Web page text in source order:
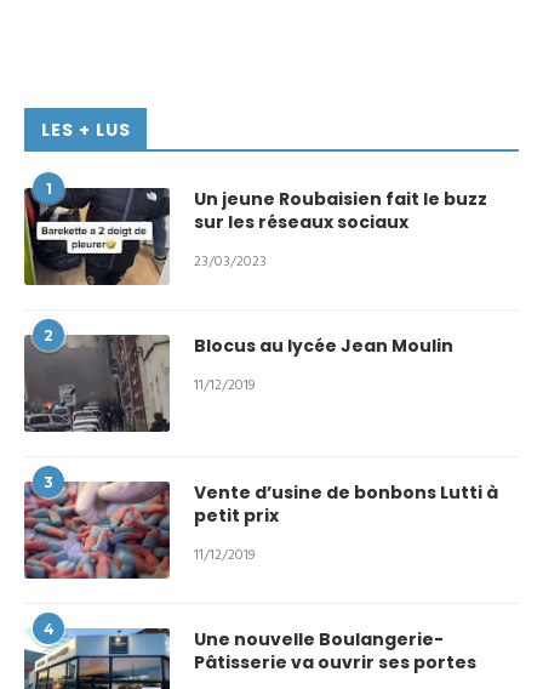
LES + LUS
1
Un jeune Roubaisien fait le buzz
sur les réseaux sociaux
23/03/2023
2 Blocus au lycée Jean Moulin
11/12/2019
3
Vente d’usine de bonbons Lutti à
petit prix
11/12/2019
4
Une nouvelle Boulangerie-
Pâtisserie va ouvrir ses portes